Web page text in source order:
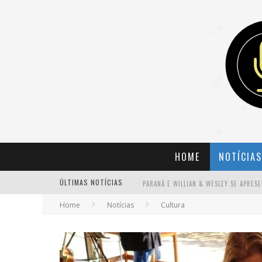
HOME NOTÍCIAS
ÚLTIMAS NOTÍCIAS
Home Notícias Cultura